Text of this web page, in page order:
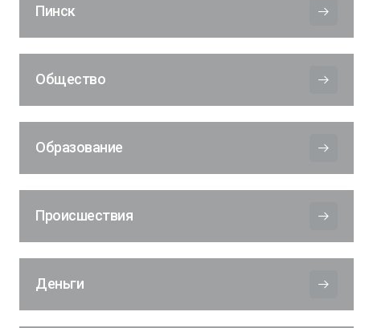
Пинск
Общество
Образование
Происшествия
Деньги